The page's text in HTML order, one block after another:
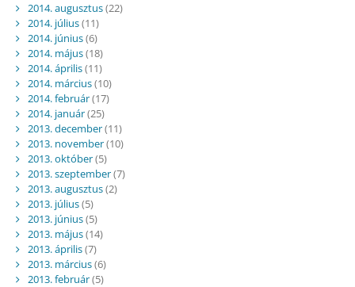
2014. augusztus(22)
2014. július(11)
2014. június(6)
2014. május(18)
2014. április(11)
2014. március(10)
2014. február(17)
2014. január(25)
2013. december(11)
2013. november(10)
2013. október(5)
2013. szeptember(7)
2013. augusztus(2)
2013. július(5)
2013. június(5)
2013. május(14)
2013. április(7)
2013. március(6)
2013. február(5)